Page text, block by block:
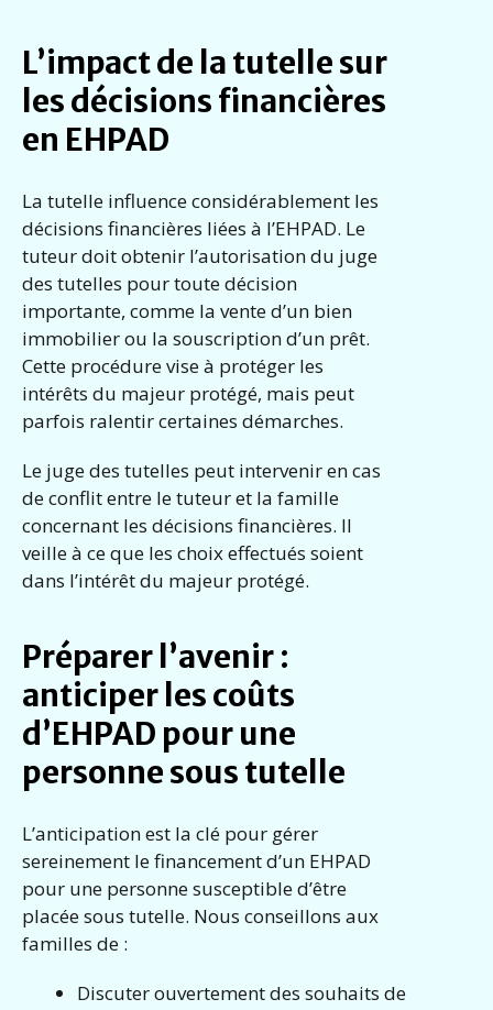
L’impact de la tutelle sur
les décisions financières
en EHPAD
La tutelle influence considérablement les
décisions financières liées à l’EHPAD. Le
tuteur doit obtenir l’autorisation du juge
des tutelles pour toute décision
importante, comme la vente d’un bien
immobilier ou la souscription d’un prêt.
Cette procédure vise à protéger les
intérêts du majeur protégé, mais peut
parfois ralentir certaines démarches.
Le juge des tutelles peut intervenir en cas
de conflit entre le tuteur et la famille
concernant les décisions financières. Il
veille à ce que les choix effectués soient
dans l’intérêt du majeur protégé.
Préparer l’avenir :
anticiper les coûts
d’EHPAD pour une
personne sous tutelle
L’anticipation est la clé pour gérer
sereinement le financement d’un EHPAD
pour une personne susceptible d’être
placée sous tutelle. Nous conseillons aux
familles de :
Discuter ouvertement des souhaits de